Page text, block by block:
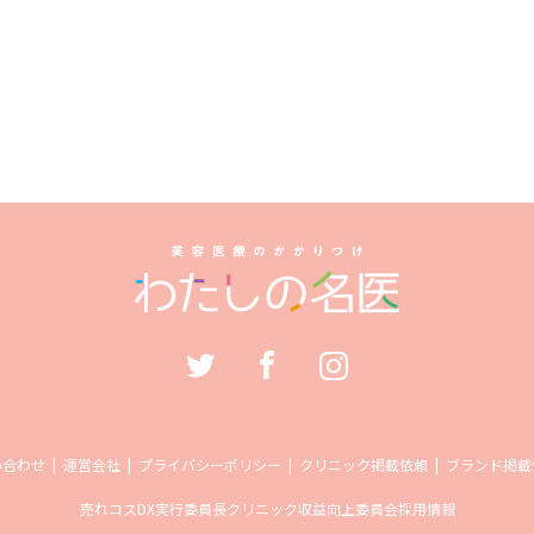
わせ 運営会社 プライバシーポリシー クリニック掲載依頼 ブランド掲
売れコスDX実行委員長クリニック収益向上委員会採用情報